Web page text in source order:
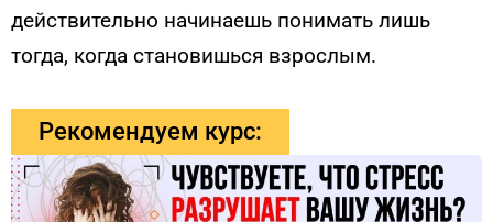
действительно начинаешь понимать лишь
тогда, когда становишься взрослым.
Рекомендуем курс: